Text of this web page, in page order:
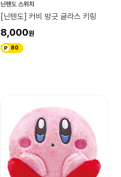
닌텐도 스위치
[닌텐도] 커비 방긋 글라스 키링
8,000
80